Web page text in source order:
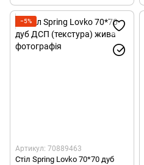
−5%
Артикул: 70889463
Стіл Spring Lovko 70*70 дуб